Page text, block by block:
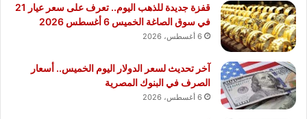
قفزة جديدة للذهب اليوم.. تعرف على سعر عيار 21
في سوق الصاغة الخميس 6 أغسطس 2026
6 أغسطس، 2026
آخر تحديث لسعر الدولار اليوم الخميس.. أسعار
الصرف في البنوك المصرية
6 أغسطس، 2026